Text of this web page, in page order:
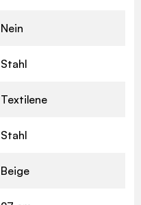
Nein
Stahl
Textilene
Stahl
Beige